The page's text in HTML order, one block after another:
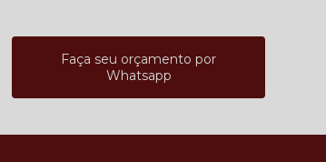
Faça seu orçamento por
Whatsapp